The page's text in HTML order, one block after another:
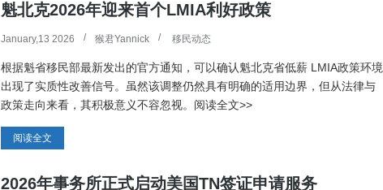
魁北克2026年迎来首个LMIA利好政策
January,13 2026 猴君Yannick 移民动态
根据魁省移民部最新发出的官方通知，可以确认魁北克省低薪 LMIA政策环境
出现了实质性改善信号。虽然该调整仍然具有明确的适用边界，但从法律与
政策走向来看，其积极意义不容忽视。阅读全文>>
阅读全文
2026年事务所正式启动美国TN签证申请服务